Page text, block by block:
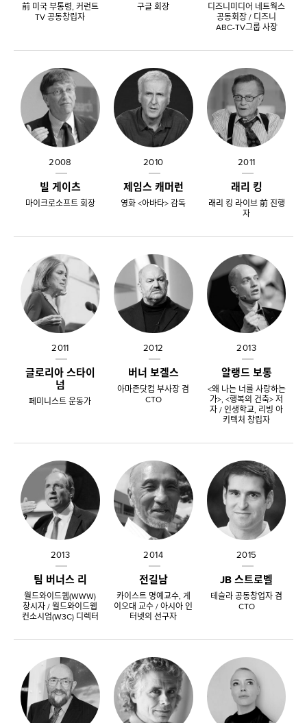
前 미국 부통령, 커런트
TV 공동창립자
구글 회장
디즈니미디어 네트웍스
공동회장 / 디즈니
ABC-TV그룹 사장
2008
빌 게이츠
마이크로소프트 회장
2010
제임스 캐머런
영화 <아바타> 감독
2011
래리 킹
래리 킹 라이브 前 진행
자
2011
글로리아 스타이
넘
페미니스트 운동가
2012
버너 보겔스
아마존닷컴 부사장 겸
CTO
2013
알랭드 보통
<왜 나는 너를 사랑하는
가>, <행복의 건축> 저
자 / 인생학교, 리빙 아
키텍처 창립자
2013
팀 버너스 리
월드와이드웹(WWW)
창시자 / 월드와이드웹
컨소시엄(W3C) 디렉터
2014
전길남
카이스트 명예교수, 게
이오대 교수 / 아시아 인
터넷의 선구자
2015
JB 스트로벨
테슬라 공동창업자 겸
CTO